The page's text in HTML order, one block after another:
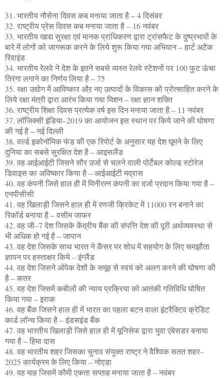
31. भारतीय नौसेना दिवस ​कब मनाया जाता है – 4 दिसंबर
32. राष्ट्रीय प्रेस दिवस ​कब मनाया जाता है – 16 नवंबर
33. भारतीय खाद्य सुरक्षा एवं मानक प्राधिकरण द्वारा ट्रांसफैट के दुष्प्रभावों के
बारे में लोगों को जागरूक करने के लिये शुरू किया गया अभियान – हार्ट अटैक
रिवाइंड
34. भारतीय रेलवे ने देश के इतने सबसे व्यस्त रेलवे स्टेशनों पर 100 फुट ऊंचा
तिरंगा लगाने का निर्णय लिया है – 75
35. रक्षा उद्योग में आविष्कार औऱ नए उत्पादों के विकास को प्रोत्साहित करने के
लिये रक्षा मंत्री द्वारा आरंभ किया गया मिशन – रक्षा ज्ञान शक्ति
36. राष्ट्रीय शिक्षा दिवस प्रत्येक वर्ष इस दिन मनाया जाता है – 11 नवंबर
37. लॉजिक्सी इंडिया–2019 का आयोजन इस स्थान पर किये जाने की घोषणा
की गई है – नई दिल्ली
38. वर्ल्ड इकोनॉमिक फंड की एक रिपोर्ट के अनुसार यह देश घूमने के लिए
दुनिया का सबसे सुरक्षित देश है – आइसलैंड
39. वह आईआईटी जिसने सौर उर्जा से चलने वाली पोर्टेबल कोल्ड स्टोरेज
डिवाइस का अविष्कार किया है – आईआईटी मद्रास
40. वह कंपनी जिसे हाल ही में मिनीरत्न कंपनी का दर्जा प्रदान किया गया है –
एनपीसीसी
41. वह खिलाड़ी जिसने हाल ही में रणजी क्रिकेट में 11000 रन बनाने का
रिकॉर्ड बनाया है – वसीम जाफर
42. वह जी–7 देश जिसके केंद्रीय बैंक की संपत्ति देश की पूरी अर्थव्यवस्था से
भी अधिक हो गई है – जापान
43. वह देश जिसके साथ भारत ने कैंसर पर शोध में सहयोग के लिए समझौता
ज्ञापन पर हस्ताक्षर किये – इंग्लैंड
44. वह देश जिसने ओपेक देशों के समूह से स्वयं को अलग करने की घोषणा की
है – कतर
45. वह देश जिसमें कबीलों की न्याय प्रक्रिया को आतंकी गतिविधि घोषित
किया गया – इराक
46. वह बैंक जिसने हाल ही में भारत का पहला बटन वाला इंटरैक्टिव क्रेडिट
कार्ड लॉन्च किया है – इंडसइंड बैंक
47. वह भारतीय खिलाड़ी जिसे हाल ही में यूनिसेफ द्वारा युवा एंबेसडर बनाया
गया है – हिमा दास
48. वह भारतीय शहर जिसका चुनाव संयुक्त राष्ट्र ने वैश्विक सतत शहर–
2025 कार्यक्रम के लिए किया – नोएडा
49. वह माह जिसमें कौमी एकता सप्ताह मनाया जाता है – नवंबर